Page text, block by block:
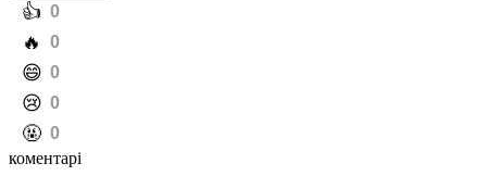
️👍 0
️🔥 0
️😄 0
️😢 0
️🤬 0
коментарі